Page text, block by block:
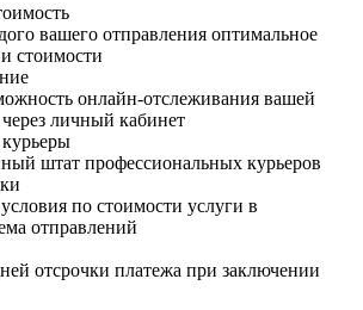
вашего отправления оптимальное
стоимости
онлайн-отслеживания вашей
личный кабинет
штат профессиональных курьеров
по стоимости услуги в
отправлений
отсрочки платежа при заключении